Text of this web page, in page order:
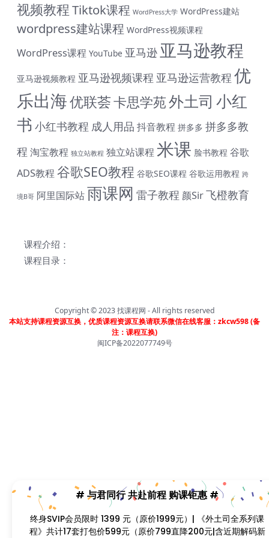
视频教程Tiktok课程 WordPress大学 WordPress建站
wordpress建站课程 WordPress视频课程
WordPress课程 YouTube 亚马逊 亚马逊教程
亚马逊视频教程 亚马逊视频课程 亚马逊运营教程 优
乐出海优联荟卡思学苑外土司 小红
书 小红书教程 成人用品 抖音教程 拼多多 拼多多教
程 淘宝教程 独立站教程 独立站课程米课 脸书教程 谷歌
ADS教程谷歌SEO教程 谷歌SEO课程 谷歌运用教程 跨
境B哥 阿里国际站雨课网 雷子教程 颜Sir飞橙教育
课程介绍：
课程目录：
Copyright © 2023找课程网 - All rights reserved
本站支持课程资源互换，优质课程资源互换请联系微信在线客服：zkcw598 (备
注：课程互换)
闽ICP备2022077749号
首页 分类 会员 我的
# 与君同行 共赴前程 购课钜惠 #
终身SVIP会员限时 1399 元（原价1999元）| 《外土司全系列